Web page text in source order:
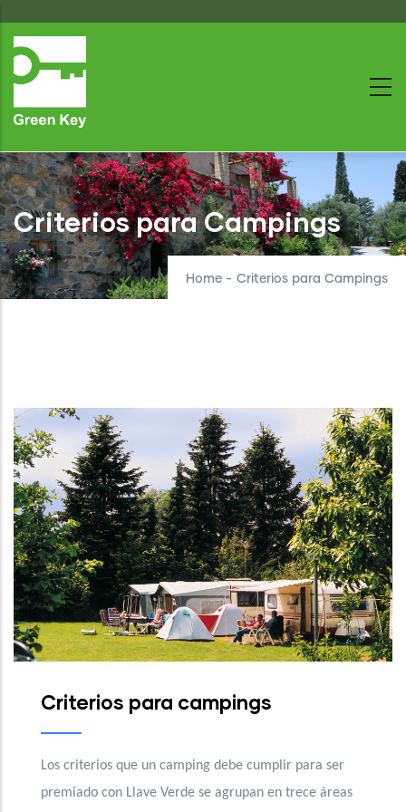
to
main
Criterios para Campings
Home - Criterios para Campings
para campings
que un camping debe cumplir para ser
con Llave Verde se agrupan en trece áreas
Los
premiado